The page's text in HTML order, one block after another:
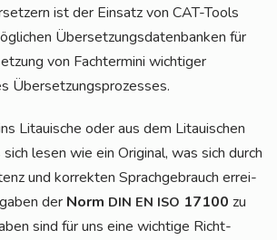
ist der Ein­satz von CAT-Tools
Über­set­zungs­da­ten­ban­ken für
von Fach­ter­mi­ni wich­ti­ger
Übersetzungsprozesses.
Litaui­sche oder aus dem Litaui­schen
lesen wie ein Ori­gi­nal, was sich durch
und kor­rek­ten Sprach­ge­brauch errei­
der Norm DIN EN ISO 17100 zu
sind für uns eine wich­ti­ge Richt­